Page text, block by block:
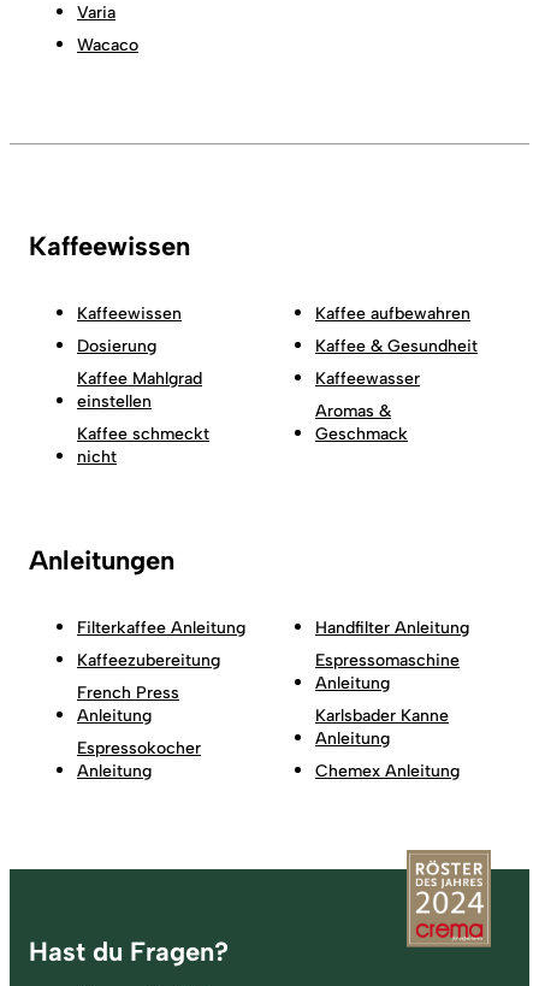
Varia
Wacaco
Kaffeewissen
Kaffeewissen
Dosierung
Kaffee Mahlgrad
einstellen
Kaffee schmeckt
nicht
Kaffee aufbewahren
Kaffee & Gesundheit
Kaffeewasser
Aromas &
Geschmack
Anleitungen
Filterkaffee Anleitung
Kaffeezubereitung
French Press
Anleitung
Espressokocher
Anleitung
Handfilter Anleitung
Espressomaschine
Anleitung
Karlsbader Kanne
Anleitung
Chemex Anleitung
Fußzeile
Hast du Fragen?